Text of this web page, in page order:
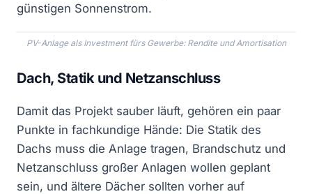
günstigen Sonnenstrom.
PV-Anlage als Investment fürs Gewerbe: Rendite und Amortisation
Dach, Statik und Netzanschluss
Damit das Projekt sauber läuft, gehören ein paar
Punkte in fachkundige Hände: Die Statik des
Dachs muss die Anlage tragen, Brandschutz und
Netzanschluss großer Anlagen wollen geplant
sein, und ältere Dächer sollten vorher auf